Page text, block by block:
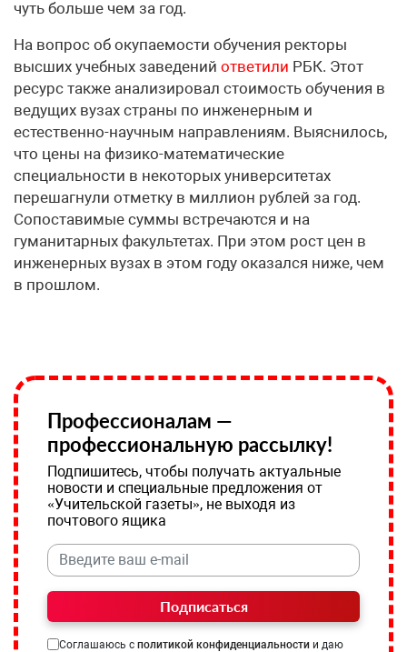
чуть больше чем за год.
На вопрос об окупаемости обучения ректоры
высших учебных заведений ответили РБК. Этот
ресурс также анализировал стоимость обучения в
ведущих вузах страны по инженерным и
естественно-научным направлениям. Выяснилось,
что цены на физико-математические
специальности в некоторых университетах
перешагнули отметку в миллион рублей за год.
Сопоставимые суммы встречаются и на
гуманитарных факультетах. При этом рост цен в
инженерных вузах в этом году оказался ниже, чем
в прошлом.
Профессионалам —
профессиональную рассылку!
Подпишитесь, чтобы получать актуальные
новости и специальные предложения от
«Учительской газеты», не выходя из
почтового ящика
Подписаться
Соглашаюсь с политикой конфиденциальности и даю